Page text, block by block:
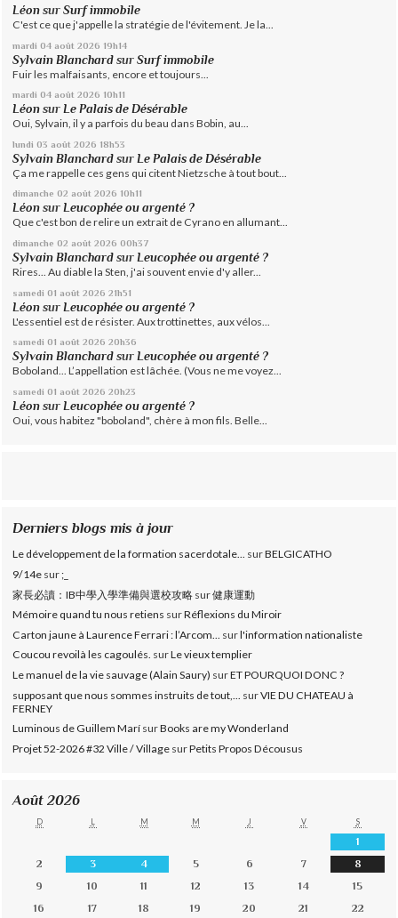
Léon surSurf immobile
C'est ce que j'appelle la stratégie de l'évitement. Je la...
mardi 04 août 2026 19h14
Sylvain Blanchard surSurf immobile
Fuir les malfaisants, encore et toujours...
mardi 04 août 2026 10h11
Léon surLe Palais de Désérable
Oui, Sylvain, il y a parfois du beau dans Bobin, au...
lundi 03 août 2026 18h53
Sylvain Blanchard sur Le Palais de Désérable
Ça me rappelle ces gens qui citent Nietzsche à tout bout...
dimanche 02 août 2026 10h11
Léon surLeucophée ou argenté ?
Que c'est bon de relire un extrait de Cyrano en allumant...
dimanche 02 août 2026 00h37
Sylvain Blanchard sur Leucophée ou argenté ?
Rires... Au diable la Sten, j'ai souvent envie d'y aller...
samedi 01 août 2026 21h51
Léon sur Leucophée ou argenté ?
L'essentiel est de résister. Aux trottinettes, aux vélos...
samedi 01 août 2026 20h36
Sylvain Blanchard surLeucophée ou argenté ?
Boboland... L’appellation est lâchée. (Vous ne me voyez...
samedi 01 août 2026 20h23
Léon sur Leucophée ou argenté ?
Oui, vous habitez "boboland", chère à mon fils. Belle...
Derniers blogs mis à jour
Le développement de la formation sacerdotale... surBELGICATHO
9/14e sur;_
家長必讀：IB中學入學準備與選校攻略 sur健康運動
Mémoire quand tu nous retiens surRéflexions du Miroir
Carton jaune à Laurence Ferrari : l’Arcom...
surl'information nationaliste
Coucou revoilà les cagoulés. surLe vieux templier
Le manuel de la vie sauvage (Alain Saury) surET POURQUOI DONC ?
supposant que nous sommes instruits de tout,...
surVIE DU CHATEAU à
FERNEY
Luminous de Guillem Marí surBooks are my Wonderland
Projet 52-2026 #32 Ville / Village surPetits Propos Décousus
Août 2026
D L M M J V S
1
2
3 4 5 6 7
8
9
10 11 12 13 14
15
16
17 18 19 20 21
22